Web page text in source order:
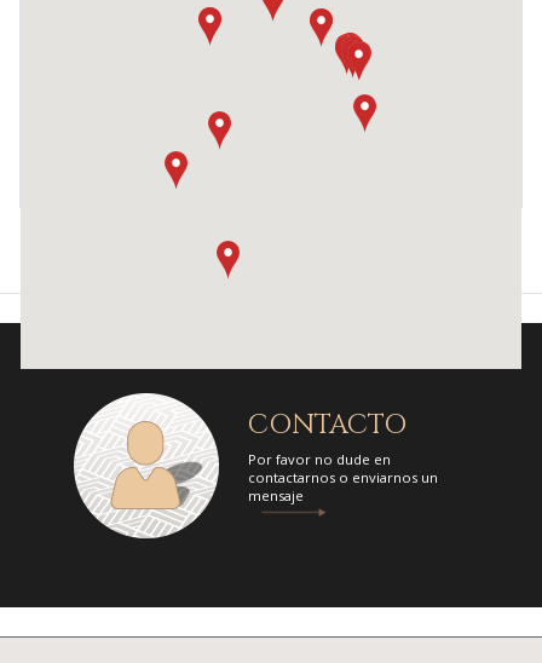
Barugel Alcorta
Avenida Presidente Figueroa Alcorta 7174, Ciudad Autónoma de
Barugel Martinez
Emilio Frers 2223, B1640 Ingeniero Martínez, Provincia de Buenos
Barugel Pilar
Barugel, Las Amapolas, Pilar, Provincia de Buenos Aires, Argentina
Link to website
Bercovich. Sucursal Amador
Juan Crisóstomo Álvarez 2095, T4000 San Miguel de Tucumán,
Blaisten
CONTACTO
Por favor no dude en
contactarnos o enviarnos un
mensaje